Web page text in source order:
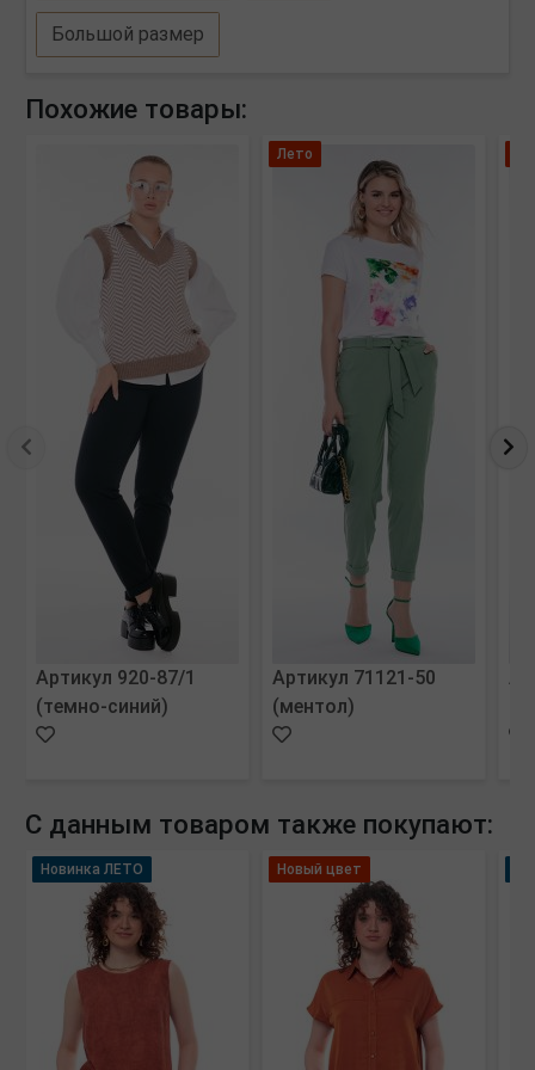
Большой размер
Похожие товары:
Артикул 920-87/1
(темно-синий)
Лето
Артикул 71121-50
(ментол)
С данным товаром также покупают:
Новинка ЛЕТО Новый цвет